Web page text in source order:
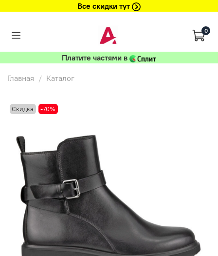
Все скидки тут
0
Платите частями в
Главная Каталог
Скидка -70%